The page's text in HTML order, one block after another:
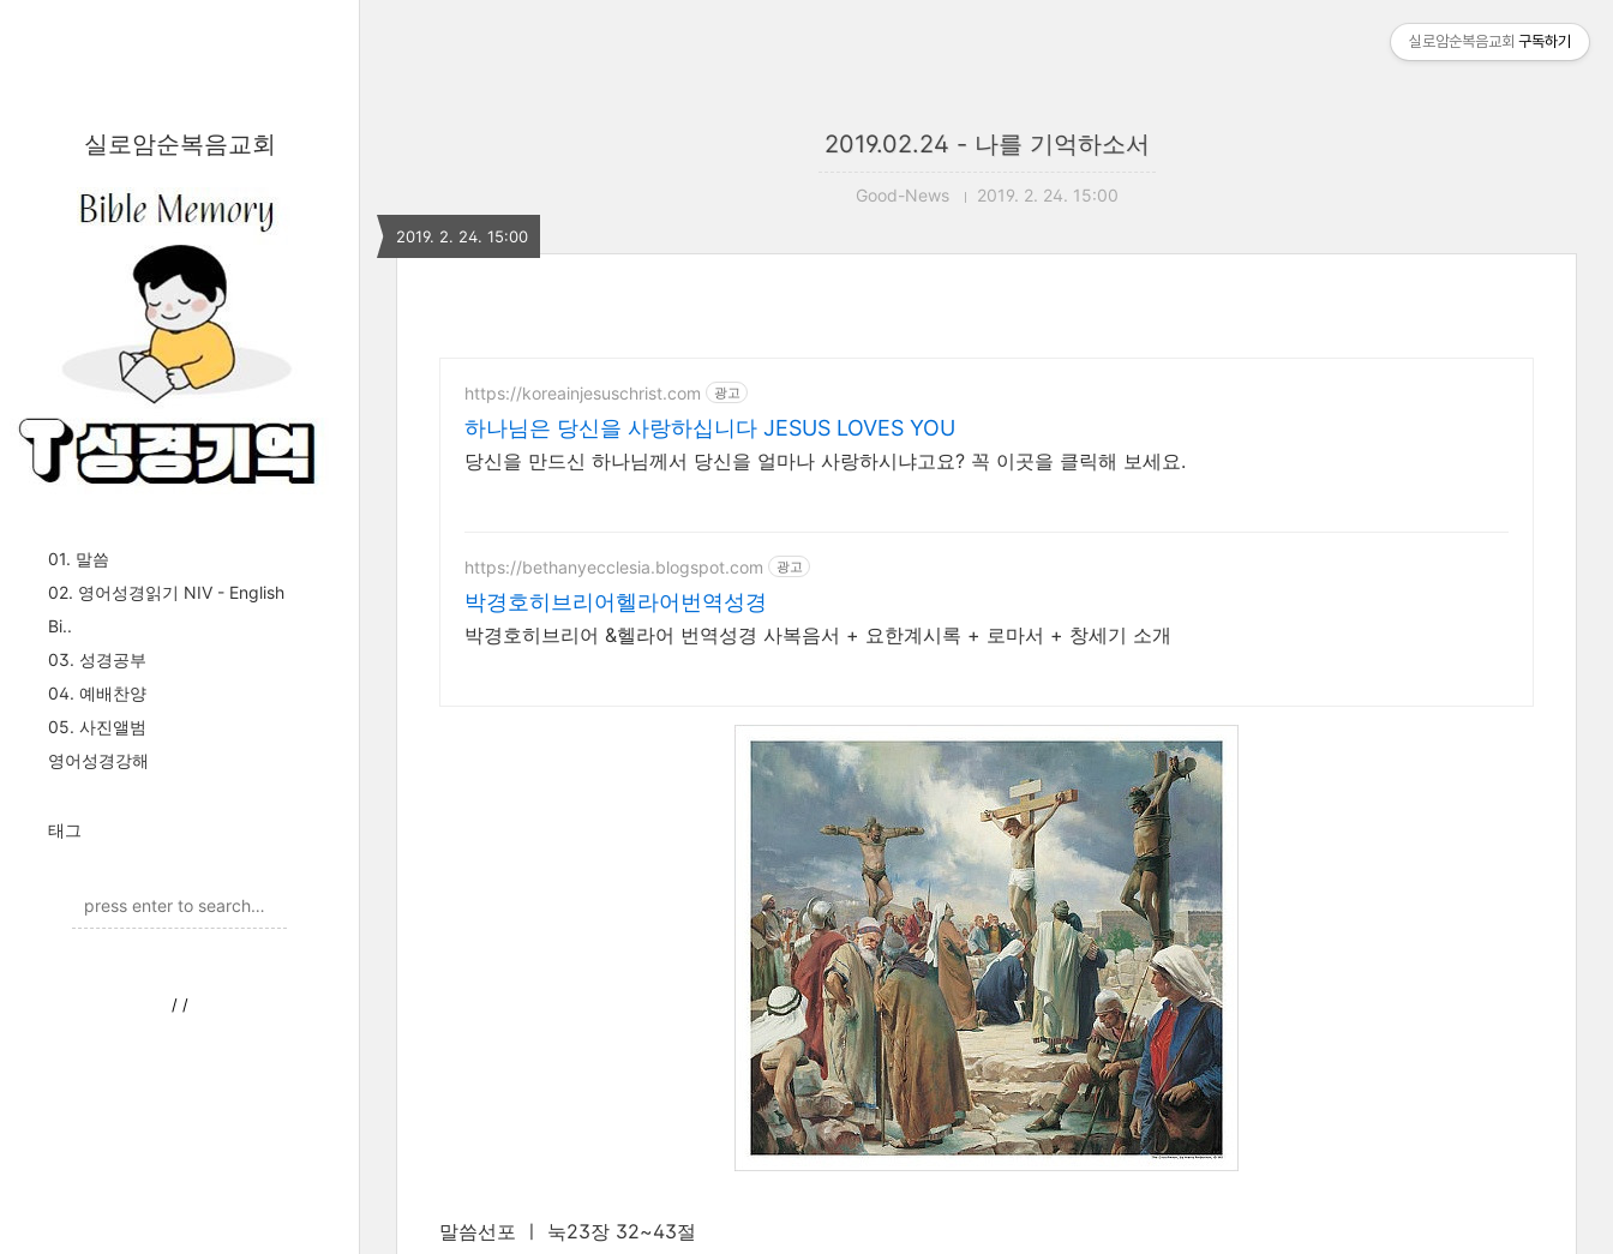
실로암순복음교회
01. 말씀
02. 영어성경읽기 NIV - English
Bi..
03. 성경공부
04. 예배찬양
05. 사진앨범
영어성경강해
태그
/ /
2019.02.24 - 나를 기억하소서
Good-News 2019. 2. 24. 15:00
2019. 2. 24. 15:00
https://koreainjesuschrist.com 광고
하나님은 당신을 사랑하십니다 JESUS LOVES YOU
당신을 만드신 하나님께서 당신을 얼마나 사랑하시냐고요? 꼭 이곳을 클릭해 보세요.
https://bethanyecclesia.blogspot.com 광고
박경호히브리어헬라어번역성경
박경호히브리어 &헬라어 번역성경 사복음서 + 요한계시록 + 로마서 + 창세기 소개
말씀선포 ㅣ 눅23장 32~43절
실로암순복음교회 구독하기